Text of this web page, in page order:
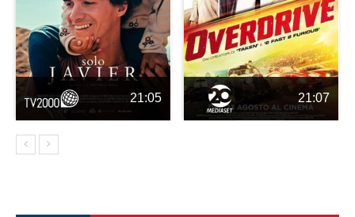
21:05 21:07